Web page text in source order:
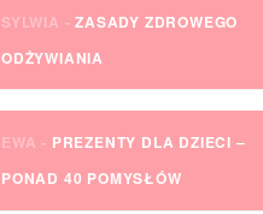
SYLWIA -ZASADY ZDROWEGO
ODŻYWIANIA
EWA - PREZENTY DLA DZIECI –
PONAD 40 POMYSŁÓW